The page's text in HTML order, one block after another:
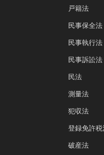
戸籍法
民事保全法
民事執行法
民事訴訟法
民法
測量法
犯収法
登録免許税
破産法